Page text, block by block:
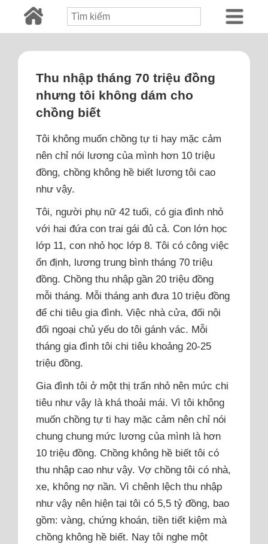
Thu nhập tháng 70 triệu đồng
nhưng tôi không dám cho
chồng biết
Tôi không muốn chồng tự ti hay mặc cảm
nên chỉ nói lương của mình hơn 10 triệu
đồng, chồng không hề biết lương tôi cao
như vậy.
Tôi, người phụ nữ 42 tuổi, có gia đình nhỏ
với hai đứa con trai gái đủ cả. Con lớn học
lớp 11, con nhỏ học lớp 8. Tôi có công việc
ổn định, lương trung bình tháng 70 triệu
đồng. Chồng thu nhập gần 20 triệu đồng
mỗi tháng. Mỗi tháng anh đưa 10 triệu đồng
để chi tiêu gia đình. Việc nhà cửa, đối nội
đối ngoại chủ yếu do tôi gánh vác. Mỗi
tháng gia đình tôi chi tiêu khoảng 20-25
triệu đồng.
Gia đình tôi ở một thị trấn nhỏ nên mức chi
tiêu như vậy là khá thoải mái. Vì tôi không
muốn chồng tự ti hay mặc cảm nên chỉ nói
chung chung mức lương của mình là hơn
10 triệu đồng. Chồng không hề biết tôi có
thu nhập cao như vậy. Vợ chồng tôi có nhà,
xe, không nợ nần. Vì chênh lệch thu nhập
như vậy nên hiện tại tôi có 5,5 tỷ đồng, bao
gồm: vàng, chứng khoán, tiền tiết kiệm mà
chồng không hề biết. Nay tôi nghe một